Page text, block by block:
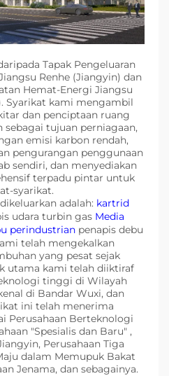
Tapak Pengeluaran
Renhe (Jiangyin) dan
Hemat-Energi Jiangsu
Syarikat kami mengambil
dan penciptaan ruang
sebagai tujuan perniagaan,
emisi karbon rendah,
pengurangan penggunaan
sendiri, dan menyediakan
terpadu pintar untuk
syarikat.
adalah: kartrid
udara turbin gas Media
perindustrian penapis debu
telah mengekalkan
yang pesat sejak
utama kami telah diiktiraf
tinggi di Wilayah
di Bandar Wuxi, dan
ini telah menerima
Perusahaan Berteknologi
"Spesialis dan Baru" ,
Perusahaan Tiga
dalam Memupuk Bakat
Jenama, dan sebagainya.